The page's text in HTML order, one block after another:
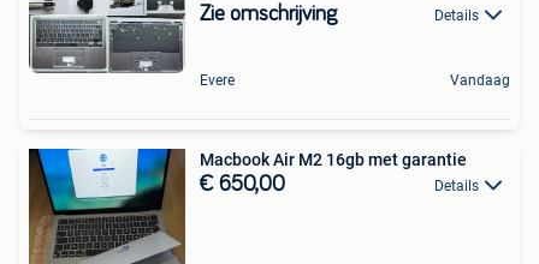
Zie omschrijving Details
Evere Vandaag
Macbook Air M2 16gb met garantie
€ 650,00 Details